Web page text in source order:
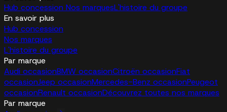
Hub concession Nos marquesL'histoire du groupe
En savoir plus
Hub concession
Nos marques
L'histoire du groupe
Par marque
Audi occasionBMW occasionCitroën occasionFiat
occasionJeep occasionMercedes-Benz occasionPeugeot
occasionRenault occasionDécouvrez toutes nos marques
Par marque